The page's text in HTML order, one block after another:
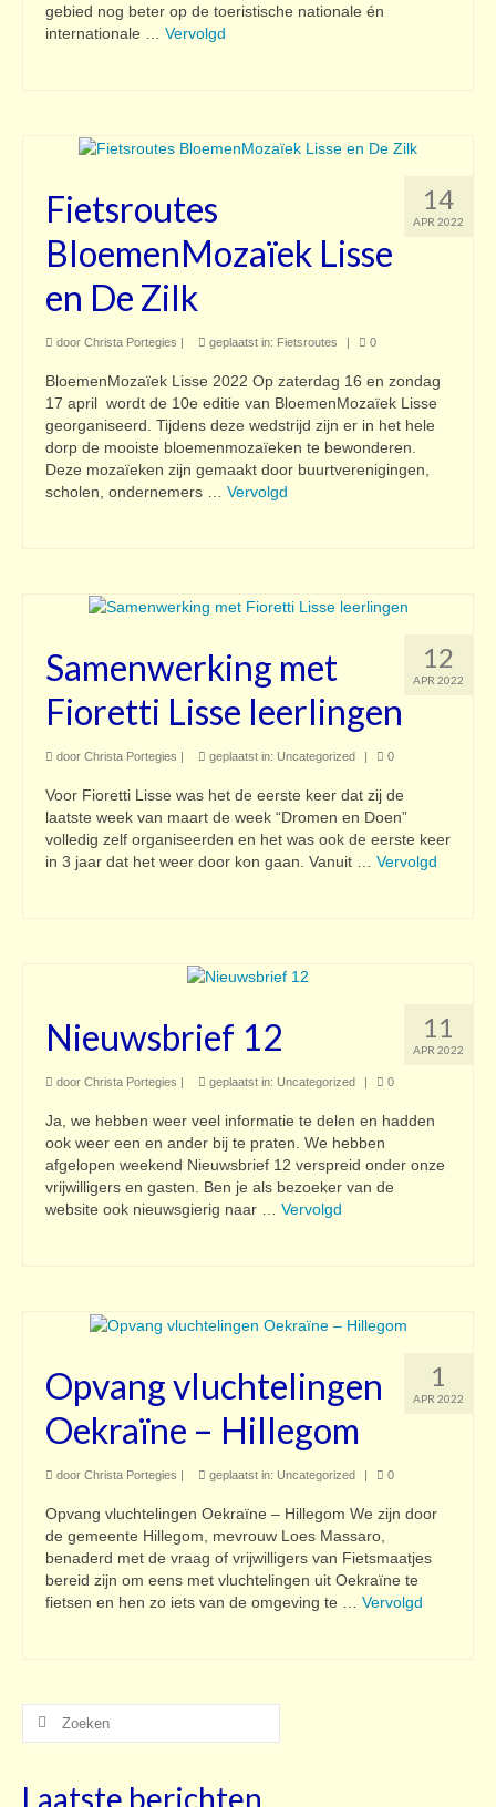
gebied nog beter op de toeristische nationale én
internationale … Vervolgd
14
APR 2022
Fietsroutes
BloemenMozaïek Lisse
en De Zilk
door Christa Portegies | geplaatst in: Fietsroutes | 0
BloemenMozaïek Lisse 2022 Op zaterdag 16 en zondag
17 april wordt de 10e editie van BloemenMozaïek Lisse
georganiseerd. Tijdens deze wedstrijd zijn er in het hele
dorp de mooiste bloemenmozaïeken te bewonderen.
Deze mozaïeken zijn gemaakt door buurtverenigingen,
scholen, ondernemers … Vervolgd
12
APR 2022
Samenwerking met
Fioretti Lisse leerlingen
door Christa Portegies | geplaatst in: Uncategorized | 0
Voor Fioretti Lisse was het de eerste keer dat zij de
laatste week van maart de week “Dromen en Doen”
volledig zelf organiseerden en het was ook de eerste keer
in 3 jaar dat het weer door kon gaan. Vanuit … Vervolgd
11
APR 2022
Nieuwsbrief 12
door Christa Portegies geplaatst in: Uncategorized 0
Ja, we hebben weer veel informatie te delen en hadden
ook weer een en ander bij te praten. We hebben
afgelopen weekend Nieuwsbrief 12 verspreid onder onze
vrijwilligers en gasten. Ben je als bezoeker van de
website ook nieuwsgierig naar … Vervolgd
1
APR 2022
Opvang vluchtelingen
Oekraïne – Hillegom
door Christa Portegies | geplaatst in: Uncategorized | 0
Opvang vluchtelingen Oekraïne – Hillegom We zijn door
de gemeente Hillegom, mevrouw Loes Massaro,
benaderd met de vraag of vrijwilligers van Fietsmaatjes
bereid zijn om eens met vluchtelingen uit Oekraïne te
fietsen en hen zo iets van de omgeving te … Vervolgd
Zoeken
Laatste berichten